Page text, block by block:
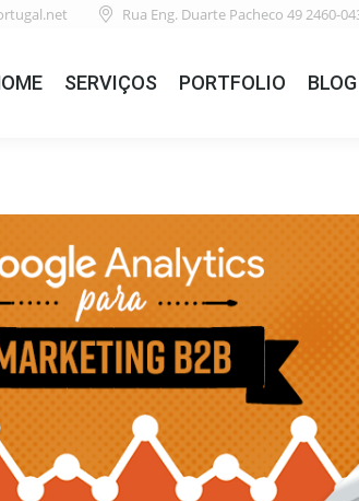
Rua Eng. Duarte Pacheco 49 2460-
SERVIÇOS PORTFOLIO BLOG